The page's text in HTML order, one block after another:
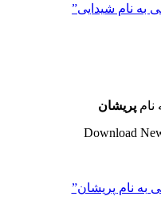
به نام شیدایی”
نام پریشان
Download
به نام پریشان”